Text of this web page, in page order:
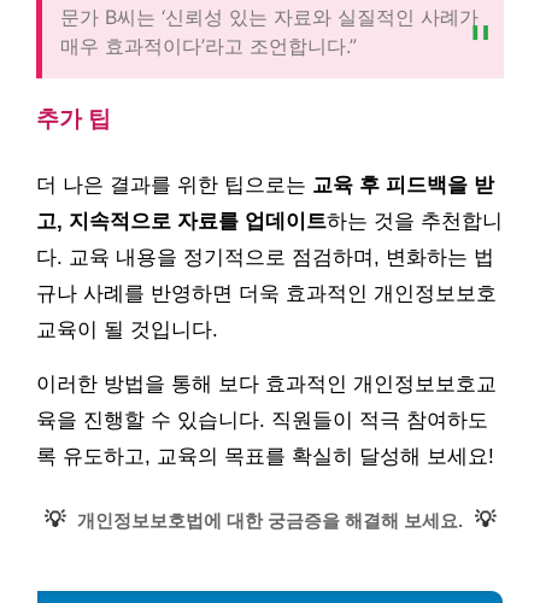
문가 B씨는 ‘신뢰성 있는 자료와 실질적인 사례가
매우 효과적이다’라고 조언합니다.”
추가 팁
더 나은 결과를 위한 팁으로는 교육 후 피드백을 받
고, 지속적으로 자료를 업데이트하는 것을 추천합니
다. 교육 내용을 정기적으로 점검하며, 변화하는 법
규나 사례를 반영하면 더욱 효과적인 개인정보보호
교육이 될 것입니다.
이러한 방법을 통해 보다 효과적인 개인정보보호교
육을 진행할 수 있습니다. 직원들이 적극 참여하도
록 유도하고, 교육의 목표를 확실히 달성해 보세요!
💡 개인정보보호법에 대한 궁금증을 해결해 보세요. 💡